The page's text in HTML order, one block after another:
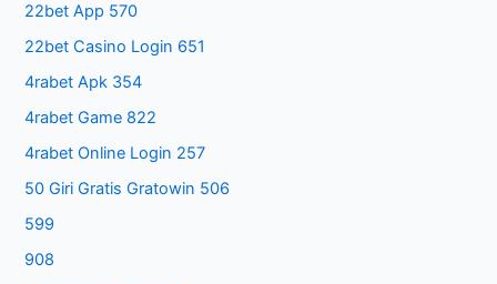
22bet App 570
22bet Casino Login 651
4rabet Apk 354
4rabet Game 822
4rabet Online Login 257
50 Giri Gratis Gratowin 506
599
908